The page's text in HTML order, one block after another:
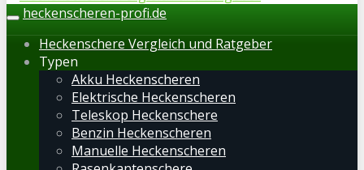
Toggle
navigation
heckenscheren-profi.de
Heckenschere Vergleich und Ratgeber
Typen
Akku Heckenscheren
Elektrische Heckenscheren
Teleskop Heckenschere
Benzin Heckenscheren
Manuelle Heckenscheren